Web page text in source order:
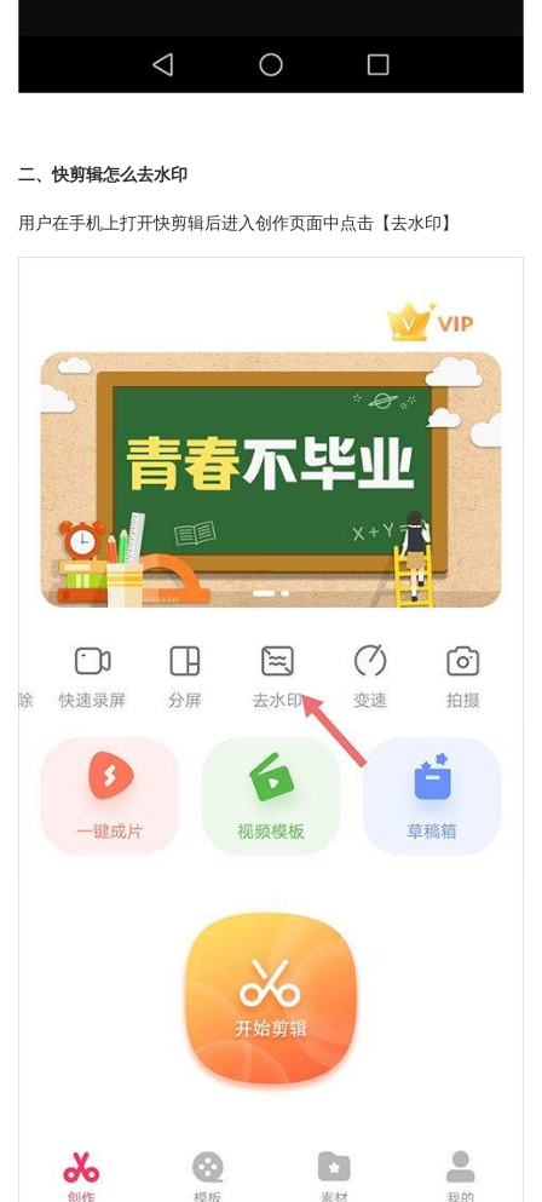
二、快剪辑怎么去水印
用户在手机上打开快剪辑后进入创作页面中点击【去水印】